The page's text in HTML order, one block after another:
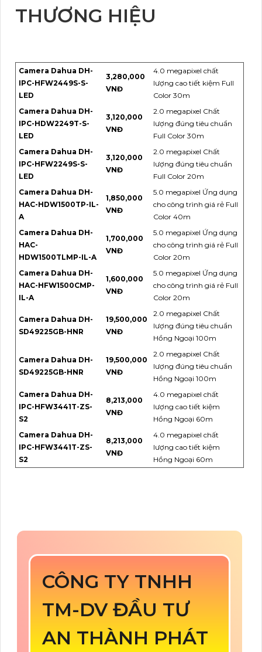
THƯƠNG HIỆU
Camera Dahua DH-
IPC-HFW2449S-S-
LED
3,280,000
VNĐ
4.0 megapixel chất
lượng cao tiết kiệm Full
Color 30m
Camera Dahua DH-
IPC-HDW2249T-S-
LED
3,120,000
VNĐ
2.0 megapixel Chất
lượng đúng tiêu chuẩn
Full Color 30m
Camera Dahua DH-
IPC-HFW2249S-S-
LED
3,120,000
VNĐ
2.0 megapixel Chất
lượng đúng tiêu chuẩn
Full Color 20m
Camera Dahua DH-
HAC-HDW1500TP-IL-
A
1,850,000
VNĐ
5.0 megapixel Ứng dụng
cho công trình giá rẻ Full
Color 40m
Camera Dahua DH-
HAC-
HDW1500TLMP-IL-A
1,700,000
VNĐ
5.0 megapixel Ứng dụng
cho công trình giá rẻ Full
Color 20m
Camera Dahua DH-
HAC-HFW1500CMP-
IL-A
1,600,000
VNĐ
5.0 megapixel Ứng dụng
cho công trình giá rẻ Full
Color 20m
Camera Dahua DH-
SD49225GB-HNR
19,500,000
VNĐ
2.0 megapixel Chất
lượng đúng tiêu chuẩn
Hồng Ngoại 100m
Camera Dahua DH-
SD49225GB-HNR
19,500,000
VNĐ
2.0 megapixel Chất
lượng đúng tiêu chuẩn
Hồng Ngoại 100m
Camera Dahua DH-
IPC-HFW3441T-ZS-
S2
8,213,000
VNĐ
4.0 megapixel chất
lượng cao tiết kiệm
Hồng Ngoại 60m
Camera Dahua DH-
IPC-HFW3441T-ZS-
S2
8,213,000
VNĐ
4.0 megapixel chất
lượng cao tiết kiệm
Hồng Ngoại 60m
CÔNG TY TNHH
TM-DV ĐẦU TƯ
AN THÀNH PHÁT